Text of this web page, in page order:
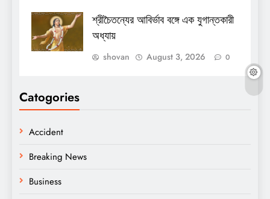
শ্রীচৈতন্যের আবির্ভাব বঙ্গে এক যুগান্তকারী
অধ্যায়
shovan August 3, 2026 0
Catogories
Accident
Breaking News
Business